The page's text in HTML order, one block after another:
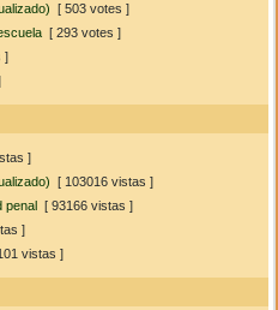
[ 503 votes ]
[ 293 votes ]
]
]
[ 103016 vistas ]
penal [ 93166 vistas ]
]
vistas ]